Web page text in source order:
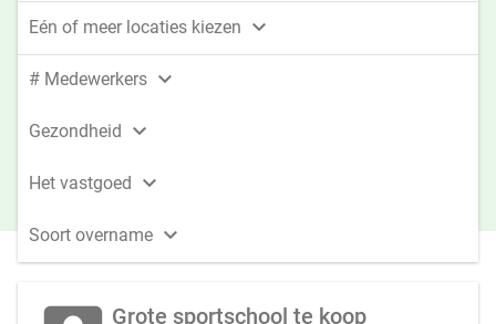
Eén of meer locaties kiezen 
# Medewerkers 
Gezondheid 
Het vastgoed 
Soort overname 
Grote sportschool te koop